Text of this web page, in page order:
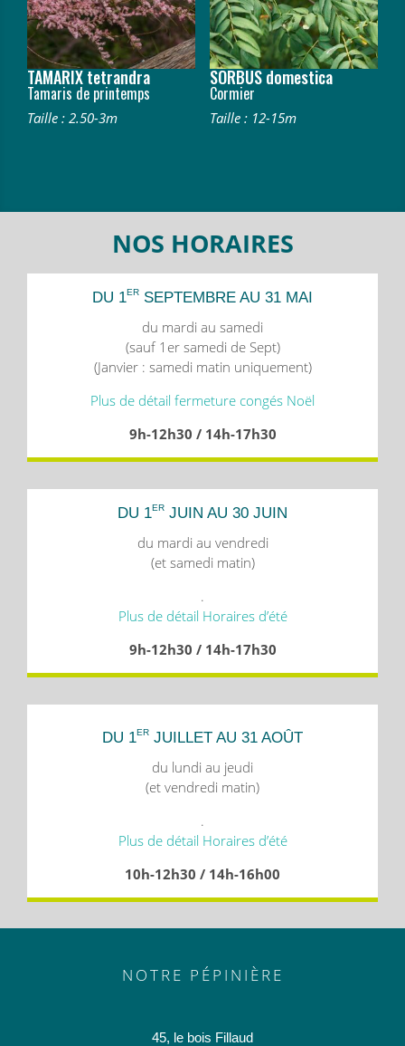
TAMARIX tetrandra
Tamaris de printemps
Taille : 2.50-3m
SORBUS domestica
Cormier
Taille : 12-15m
NOS HORAIRES
DU 1ER SEPTEMBRE AU 31 MAI
du mardi au samedi
(sauf 1er samedi de Sept)
(Janvier : samedi matin uniquement)
Plus de détail fermeture congés Noël
9h-12h30 / 14h-17h30
DU 1ER JUIN AU 30 JUIN
du mardi au vendredi
(et samedi matin)
.
Plus de détail Horaires d’été
9h-12h30 / 14h-17h30
DU 1ER JUILLET AU 31 AOÛT
du lundi au jeudi
(et vendredi matin)
.
Plus de détail Horaires d’été
10h-12h30 / 14h-16h00
NOTRE PÉPINIÈRE
45, le bois Fillaud